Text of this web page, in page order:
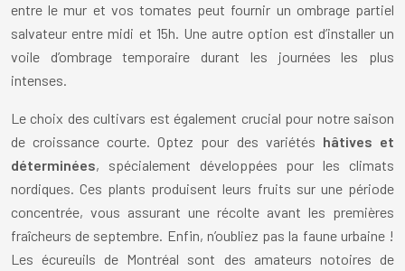
entre le mur et vos tomates peut fournir un ombrage partiel
salvateur entre midi et 15h. Une autre option est d’installer un
voile d’ombrage temporaire durant les journées les plus
intenses.
Le choix des cultivars est également crucial pour notre saison
de croissance courte. Optez pour des variétés hâtives et
déterminées, spécialement développées pour les climats
nordiques. Ces plants produisent leurs fruits sur une période
concentrée, vous assurant une récolte avant les premières
fraîcheurs de septembre. Enfin, n’oubliez pas la faune urbaine !
Les écureuils de Montréal sont des amateurs notoires de